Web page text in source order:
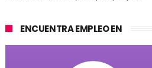
ENCUENTRA EMPLEO EN